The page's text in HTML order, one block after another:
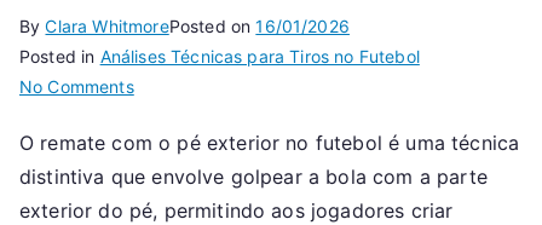
ByClara WhitmorePosted on16/01/2026
Posted in Análises Técnicas para Tiros no Futebol
No Commentson
com
o
Pé
O remate com o pé exterior no futebol é uma técnica
distintiva que envolve golpear a bola com a parte
exterior do pé, permitindo aos jogadores criar